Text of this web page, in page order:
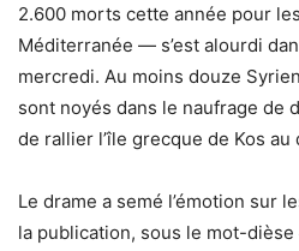
2.600 morts cette année pour
Méditerranée — s’est alourdi
mercredi. Au moins douze
sont noyés dans le naufrage de
de rallier l’île grecque de Kos
Le drame a semé l’émotion sur
la publication, sous le mot-